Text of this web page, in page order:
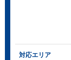
対応エリア